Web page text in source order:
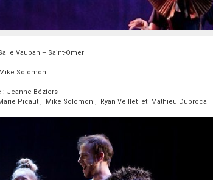
Vauban – Saint-Omer
Solomon
: Jeanne Béziers
Picaut , Mike Solomon , Ryan Veillet et Mathieu Dubroca